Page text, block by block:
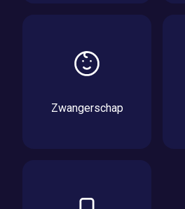
Zwangerschap